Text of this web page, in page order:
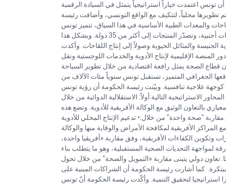
تونس اعتمدت خياراً استراتيجياً يتمثل في السيادة الرقمية
ذكاء اصطناعي تم تطويرها محلياً، لتتكيف مع الواقع التونسي، وأضافت رئيسة
والمعدات الطبية الأساسية.في هذا السياق، تتميز تونس
بصناعة دوائية مهيكلة، تضم أكثر من أربعين مؤسسة ذات مساهمات أجنبية، وتصدّر المنتجات إلى أكثر من 35 دولة. ويشكل هذا
الجنيسة والمثائل الحيوية وصولاً إلى إنتاج اللقاحات. وأكدت
الإقليمية لإنتاج الأدوية والخدمات اللوجستية ونقل
قطاع الصحة يمثل رافعة اقتصادية من خلال تطوير السياحة
الجغرافي المتميز، تستقبل تونس سنوياً مئات الآلاف من
كوجهة علاجية تنافسية. وبيّنت رئيسة الحكومة أن رؤية تونس
الاستراتيجية التالية:أولاً: الاستقلالية الدوائية من خلال
بالتعاون الوثيق مع الوكالة الأفريقية للأدوية. وتضع هذه
"صحة واحدة" من خلال:• تدعيم الإنتاج المحلي للأدوية
الأفريقية لمكافحة الأمراض والوقاية منها والوكالة
وتكوين الكفاءات الأفريقية، وفق مقاربة «أفريقيا واحدة،
لمواجهة التحديات الصحية المستقبلية، وهو ما يتطلب بناء
تعاون دولي يتبنى مقاربة «التمويل والصحة" من خلال تحول
كما أشارت رئيسة الحكومة أن الشراكات المبنية على
استراتيجيا لتحقيق التنمية. وأكّدت رئيسة الحكومة أنّ تونس